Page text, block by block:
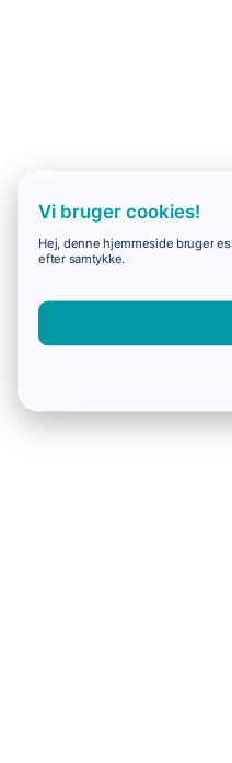
Vi bruger cookies!
Hej, denne hjemmeside bruger
efter samtykke.